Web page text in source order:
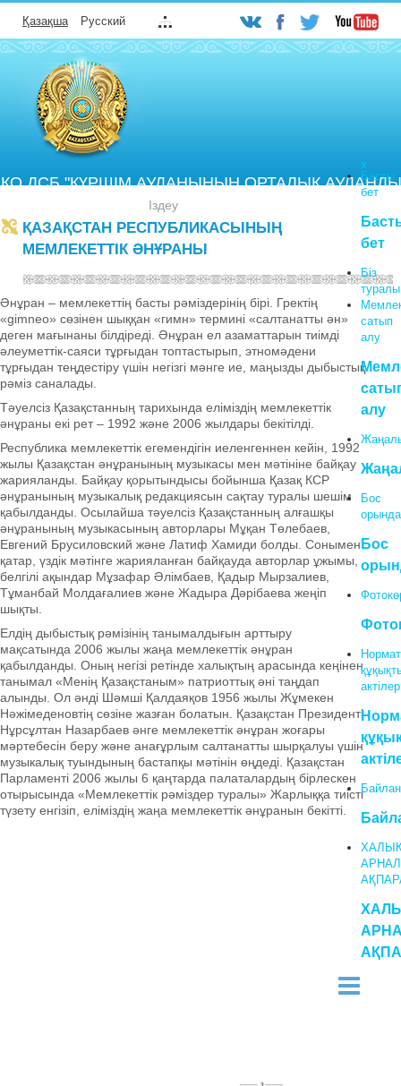
Қазақша Русский
ДСБ "КҮРШІМ АУДАНЫНЫҢ ОРТАЛЫҚ
ШЖҚ КМК
Поиск
сайту
кз
Басты
бет
бет
Біз
туралы
сатып
алу
алу
Бос
Бос
актілер
Х
ҚАЗАҚСТАН РЕСПУБЛИКАСЫНЫҢ
МЕМЛЕКЕТТІК ӘНҰРАНЫ
Әнұран – мемлекеттің басты рәміздерінің бірі. Гректің
«gimneo» сөзінен шыққан «гимн» термині «салтанатты ән»
деген мағынаны білдіреді. Әнұран ел азаматтарын тиімді
әлеуметтік-саяси тұрғыдан топтастырып, этномәдени
тұрғыдан теңдестіру үшін негізгі мәнге ие, маңызды дыбыстық
рәміз саналады.
Тәуелсіз Қазақстанның тарихында еліміздің мемлекеттік
әнұраны екі рет – 1992 және 2006 жылдары бекітілді.
Республика мемлекеттік егемендігін иеленгеннен кейін, 1992
жылы Қазақстан әнұранының музыкасы мен мәтініне байқау
жарияланды. Байқау қорытындысы бойынша Қазақ КСР
әнұранының музыкалық редакциясын сақтау туралы шешім
қабылданды. Осылайша тәуелсіз Қазақстанның алғашқы
әнұранының музыкасының авторлары Мұқан Төлебаев,
Евгений Брусиловский және Латиф Хамиди болды. Сонымен
қатар, үздік мәтінге жарияланған байқауда авторлар ұжымы,
белгілі ақындар Мұзафар Әлімбаев, Қадыр Мырзалиев,
Тұманбай Молдағалиев және Жадыра Дәрібаева жеңіп
шықты.
Елдің дыбыстық рәмізінің танымалдығын арттыру
мақсатында 2006 жылы жаңа мемлекеттік әнұран
қабылданды. Оның негізі ретінде халықтың арасында кеңінен
танымал «Менің Қазақстаным» патриоттық әні таңдап
алынды. Ол әнді Шәмші Қалдаяқов 1956 жылы Жұмекен
Нәжімеденовтің сөзіне жазған болатын. Қазақстан Президенті
Нұрсұлтан Назарбаев әнге мемлекеттік әнұран жоғары
мәртебесін беру және анағұрлым салтанатты шырқалуы үшін
музыкалық туындының бастапқы мәтінін өңдеді. Қазақстан
Парламенті 2006 жылы 6 қаңтарда палаталардың бірлескен
отырысында «Мемлекеттік рәміздер туралы» Жарлыққа тиісті
түзету енгізіп, еліміздің жаңа мемлекеттік әнұранын бекітті.